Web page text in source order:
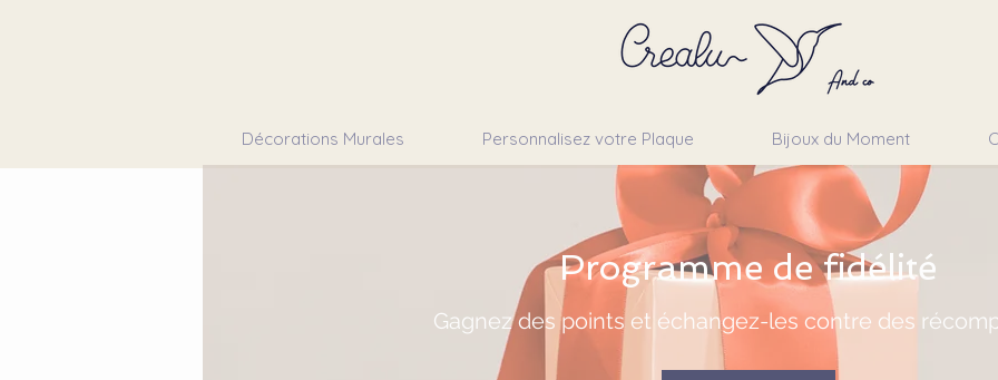
Décorations Murales Personnalisez votre Plaque Bijoux du Moment
Programme de fidélité
Gagnez des points et échangez-les contre des